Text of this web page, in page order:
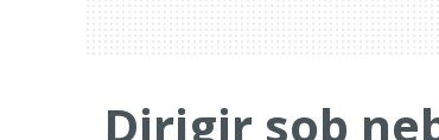
Dirigir sob